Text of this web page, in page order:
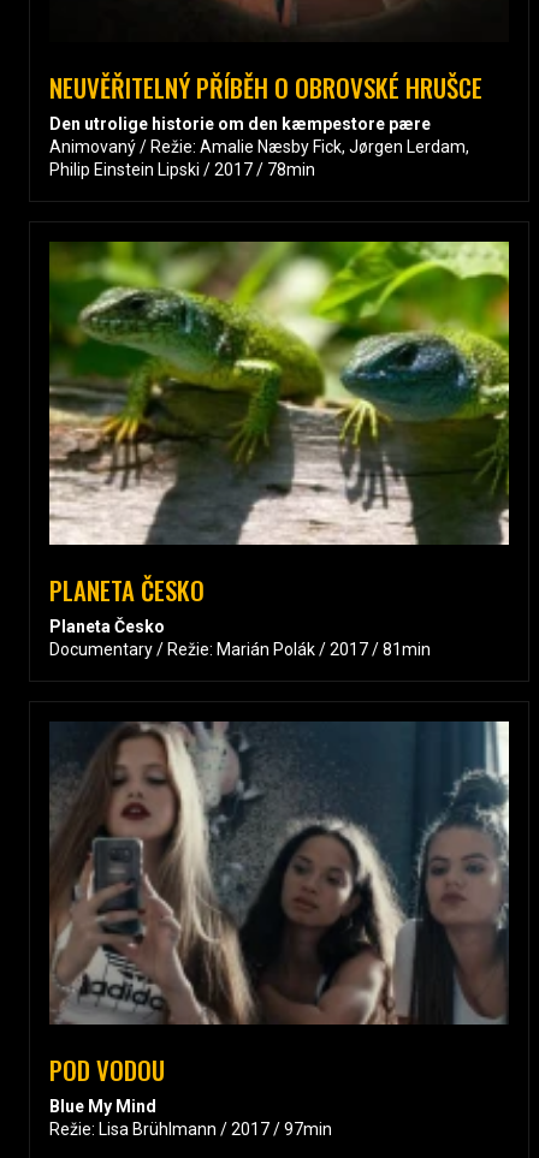
NEUVĚŘITELNÝ PŘÍBĚH O OBROVSKÉ HRUŠCE
Den utrolige historie om den kæmpestore pære
Animovaný / Režie: Amalie Næsby Fick, Jørgen Lerdam,
Philip Einstein Lipski / 2017 / 78min
PLANETA ČESKO
Planeta Česko
Documentary / Režie: Marián Polák / 2017 / 81min
POD VODOU
Blue My Mind
Režie: Lisa Brühlmann / 2017 / 97min